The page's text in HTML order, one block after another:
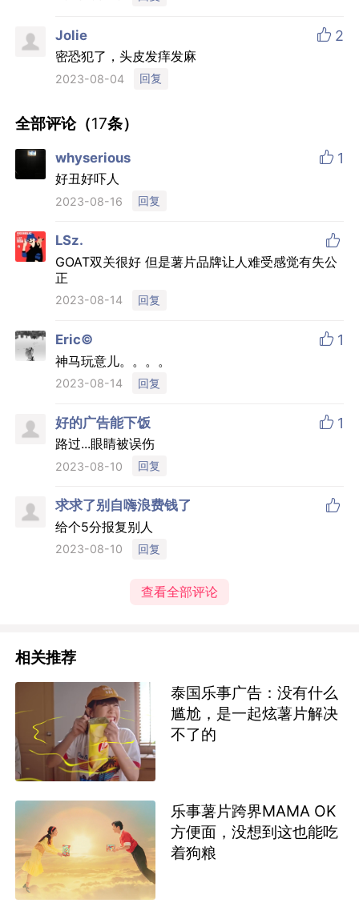
Jolie  2
密恐犯了，头皮发痒发麻
2023-08-04 回复
全部评论（17条）
whyserious  1
好丑好吓人
2023-08-16 回复
LSz. 
GOAT双关很好 但是薯片品牌让人难受感觉有失公
正
2023-08-14 回复
Eric©  1
神马玩意儿。。。。
2023-08-14 回复
好的广告能下饭  1
路过...眼睛被误伤
2023-08-10 回复
求求了别自嗨浪费钱了 
给个5分报复别人
2023-08-10 回复
查看全部评论
相关推荐
泰国乐事广告：没有什么
尴尬，是一起炫薯片解决
不了的
乐事薯片跨界MAMA OK
方便面，没想到这也能吃
着狗粮